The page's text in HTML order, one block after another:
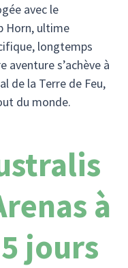
avec le
Horn, ultime
longtemps
aventure s’achève à
de la Terre de Feu,
du monde.
à
jours